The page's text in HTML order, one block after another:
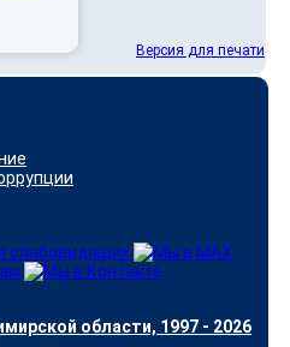
Версия для печати
области, 1997 - 2026